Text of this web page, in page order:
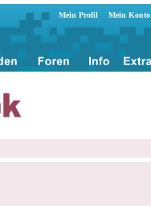
Mein Profil Mein Konto